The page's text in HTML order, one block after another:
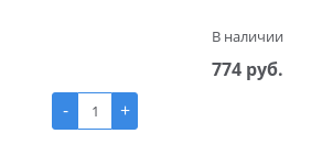
В наличии
774 руб.
-
+